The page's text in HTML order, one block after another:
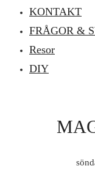
KONTAKT
FRÅGOR &
Resor
DIY